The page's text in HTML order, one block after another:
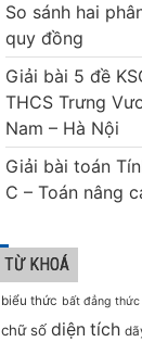
So sánh hai
quy đồng
Giải bài 5 đề
THCS Trưng
Nam – Hà Nội
Giải bài toán
C – Toán nâng
TỪ KHOÁ
biểu thức bất đẳng thức
chữ số diện tích